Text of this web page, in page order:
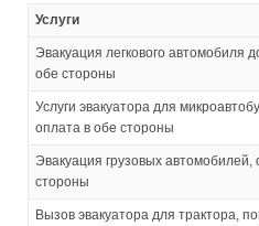
Услуги
Эвакуация легкового автомобиля
обе стороны
Услуги эвакуатора для
оплата в обе стороны
Эвакуация грузовых автомобилей,
стороны
Вызов эвакуатора для трактора,